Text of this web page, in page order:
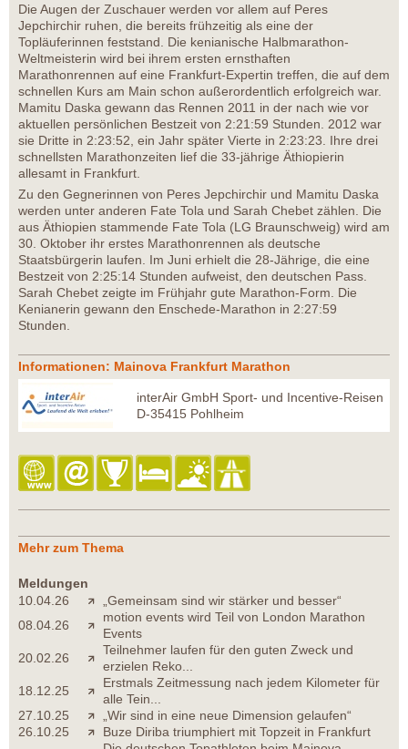
Die Augen der Zuschauer werden vor allem auf Peres
Jepchirchir ruhen, die bereits frühzeitig als eine der
Topläuferinnen feststand. Die kenianische Halbmarathon-
Weltmeisterin wird bei ihrem ersten ernsthaften
Marathonrennen auf eine Frankfurt-Expertin treffen, die auf dem
schnellen Kurs am Main schon außerordentlich erfolgreich war.
Mamitu Daska gewann das Rennen 2011 in der nach wie vor
aktuellen persönlichen Bestzeit von 2:21:59 Stunden. 2012 war
sie Dritte in 2:23:52, ein Jahr später Vierte in 2:23:23. Ihre drei
schnellsten Marathonzeiten lief die 33-jährige Äthiopierin
allesamt in Frankfurt.
Zu den Gegnerinnen von Peres Jepchirchir und Mamitu Daska
werden unter anderen Fate Tola und Sarah Chebet zählen. Die
aus Äthiopien stammende Fate Tola (LG Braunschweig) wird am
30. Oktober ihr erstes Marathonrennen als deutsche
Staatsbürgerin laufen. Im Juni erhielt die 28-Jährige, die eine
Bestzeit von 2:25:14 Stunden aufweist, den deutschen Pass.
Sarah Chebet zeigte im Frühjahr gute Marathon-Form. Die
Kenianerin gewann den Enschede-Marathon in 2:27:59
Stunden.
Informationen: Mainova Frankfurt Marathon
interAir GmbH Sport- und Incentive-Reisen
D-35415 Pohlheim
Mehr zum Thema
Meldungen
10.04.26
„Gemeinsam sind wir stärker und besser“
08.04.26
motion events wird Teil von London Marathon
Events
20.02.26
Teilnehmer laufen für den guten Zweck und
erzielen Reko...
18.12.25
Erstmals Zeitmessung nach jedem Kilometer für
alle Tein...
27.10.25
„Wir sind in eine neue Dimension gelaufen“
26.10.25
Buze Diriba triumphiert mit Topzeit in Frankfurt